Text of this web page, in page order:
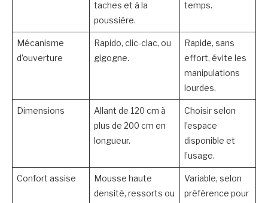
taches et à la
poussière.
temps.
Mécanisme
d’ouverture
Rapido, clic-clac, ou
gigogne.
Rapide, sans
effort, évite les
manipulations
lourdes.
Dimensions
Allant de 120 cm à
plus de 200 cm en
longueur.
Choisir selon
l’espace
disponible et
l’usage.
Confort assise
Mousse haute
densité, ressorts ou
Variable, selon
préférence pour